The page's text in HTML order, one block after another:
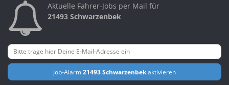
Aktuelle Fahrer-Jobs per Mail für
21493 Schwarzenbek
Job-Alarm21493 Schwarzenbekaktivieren